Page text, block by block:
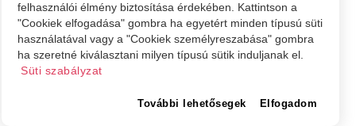
Ameddig tartanak a hőségriadók, tilos az élő
állatok (beleértve a baromfit is) árusítása - a
piac több pontján ivóvizet biztosítanak
mindenkinek.
felhasználói élmény biztosítása érdekében. Kattintson a
"Cookiek elfogadása" gombra ha egyetért minden típusú süti
használatával vagy a "Cookiek személyreszabása" gombra
ha szeretné kiválasztani milyen típusú sütik induljanak el.
Süti szabályzat
További lehetősegek Elfogadom